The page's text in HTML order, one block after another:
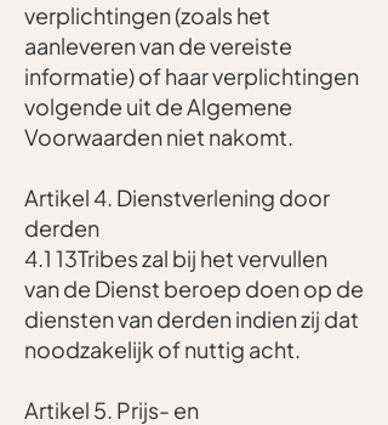
verplichtingen (zoals het
aanleveren van de vereiste
informatie) of haar verplichtingen
volgende uit de Algemene
Voorwaarden niet nakomt.
Artikel 4. Dienstverlening door
derden
4.1 13Tribes zal bij het vervullen
van de Dienst beroep doen op de
diensten van derden indien zij dat
noodzakelijk of nuttig acht.
Artikel 5. Prijs- en